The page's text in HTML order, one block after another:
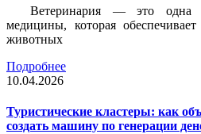
Ветеринария — это одна
медицины, которая
животных
Подробнее
10.04.2026
Туристические кластеры: как
создать машину по генерации